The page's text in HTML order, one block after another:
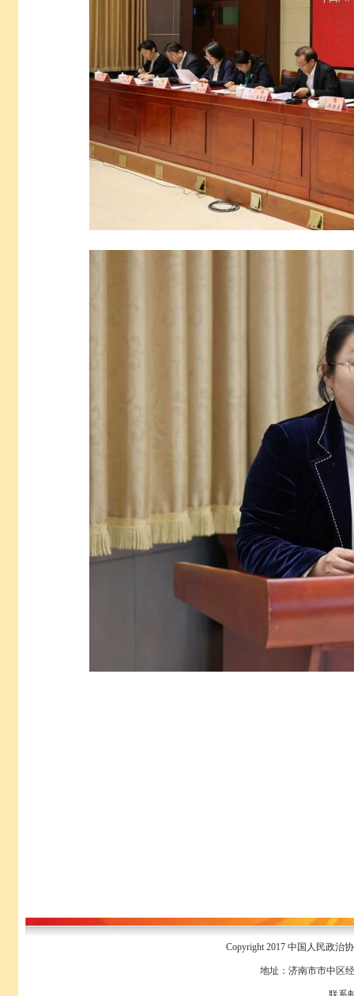
Copyright 2017 中国人民政治
地址：济南市市中区